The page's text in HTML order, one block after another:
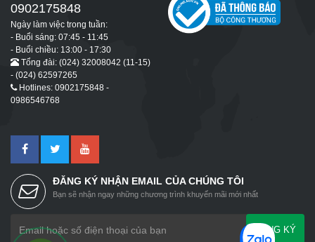
0902175848
Ngày làm việc trong tuần:
- Buổi sáng: 07:45 - 11:45
- Buổi chiều: 13:00 - 17:30
Tổng đài: (024) 32008042 (11-15)
- (024) 62597265
Hotlines: 0902175848 -
0986546768
ĐĂNG KÝ NHẬN EMAIL CỦA CHÚNG TÔI
Bạn sẽ nhận ngay những chương trình khuyến mãi mới nhất
ĐĂNG KÝ